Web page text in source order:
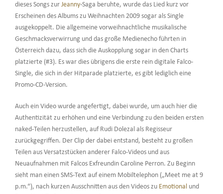
dieses Songs zur Jeanny-Saga beruhte, wurde das Lied kurz vor
Erscheinen des Albums zu Weihnachten 2009 sogar als Single
ausgekoppelt. Die allgemeine vorweihnachtliche musikalische
Geschmacksverwirrung und das große Medienecho führten in
Österreich dazu, dass sich die Auskopplung sogar in den Charts
platzierte (#3). Es war dies übrigens die erste rein digitale Falco-
Single, die sich in der Hitparade platzierte, es gibt lediglich eine
Promo-CD-Version.
Auch ein Video wurde angefertigt, dabei wurde, um auch hier die
Authentizität zu erhöhen und eine Verbindung zu den beiden ersten
naked-Teilen herzustellen, auf Rudi Dolezal als Regisseur
zurückgegriffen. Der Clip der dabei entstand, besteht zu großen
Teilen aus Versatzstücken anderer Falco-Videos und aus
Neuaufnahmen mit Falcos Exfreundin Caroline Perron. Zu Beginn
sieht man einen SMS-Text auf einem Mobiltelephon („Meet me at 9
p.m.“), nach kurzen Ausschnitten aus den Videos zu Emotionalund